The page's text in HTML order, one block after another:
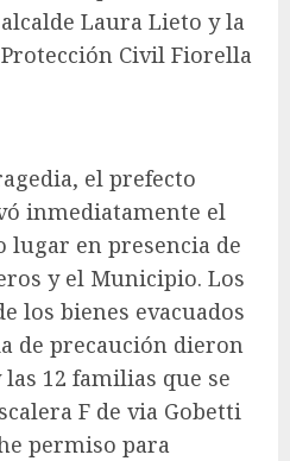
Laura Lieto y la
Civil Fiorella
el prefecto
inmediatamente el
lugar en presencia de
y el Municipio. Los
los bienes evacuados
de precaución dieron
12 familias que se
F de via Gobetti
permiso para